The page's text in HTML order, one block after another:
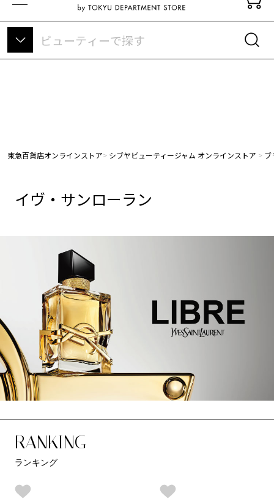
東急百貨店オンラインストアについて
東急百貨店オンラインストア シブヤビューティージャム オンラインストア ブ
イヴ・サンローラン
RANKING
ランキング